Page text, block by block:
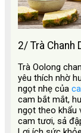
2/ Trà Chanh
Trà Oolong
yêu thích nhờ
ngọt nhẹ của
cam bắt mắt,
ngọt theo khẩu
cam tươi, sả